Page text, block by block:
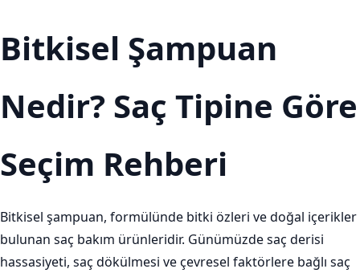
Bitkisel Şampuan
Nedir? Saç Tipine Göre
Seçim Rehberi
Bitkisel şampuan, formülünde bitki özleri ve doğal içerikler
bulunan saç bakım ürünleridir. Günümüzde saç derisi
hassasiyeti, saç dökülmesi ve çevresel faktörlere bağlı saç